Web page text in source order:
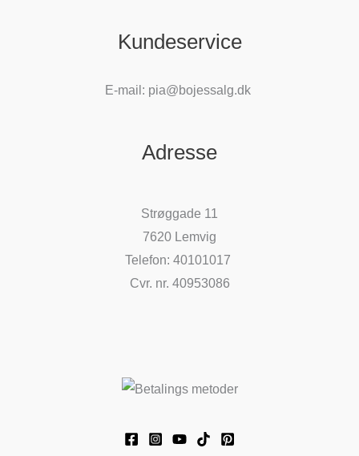
Kundeservice
E-mail: pia@bojessalg.dk
Adresse
Strøggade 11
7620 Lemvig
Telefon: 40101017
Cvr. nr. 40953086